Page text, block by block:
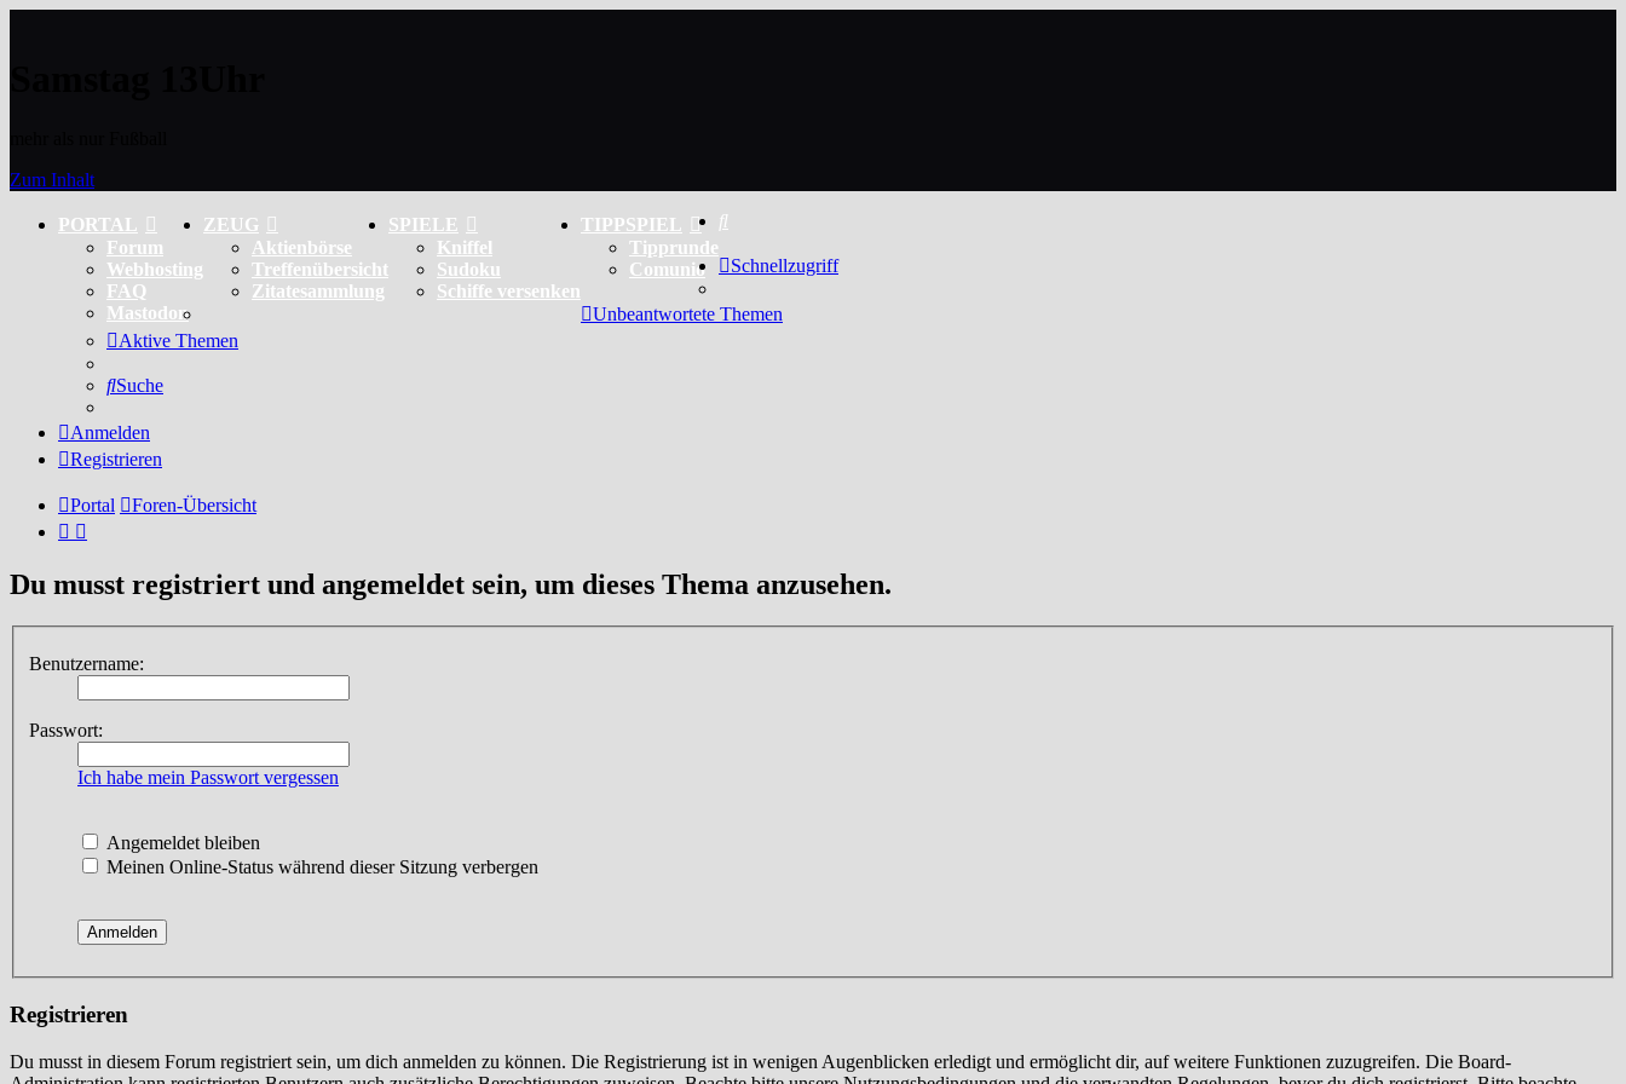
Zum Inhalt
PORTAL
Forum
Webhosting
FAQ
Mastodon
ZEUG
Aktienbörse
Treffenübersicht
Zitatesammlung
SPIELE
Kniffel
Sudoku
Schiffe versenken
TIPPSPIEL
Tipprunde
Comunio
Schnellzugriff
Unbeantwortete Themen
Aktive Themen
Suche
Anmelden
Registrieren
Portal Foren-Übersicht
Du musst registriert und angemeldet sein, um dieses Thema anzusehen.
Benutzername:
Passwort:
Ich habe mein Passwort vergessen
Angemeldet bleiben
Meinen Online-Status während dieser Sitzung verbergen
Registrieren
Du musst in diesem Forum registriert sein, um dich anmelden zu können. Die Registrierung ist in wenigen Augenblicken erledigt und ermöglicht dir, auf weitere Funktionen zuzugreifen. Die Board-